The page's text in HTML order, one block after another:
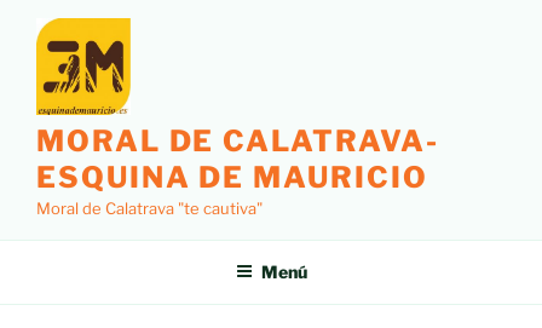
contenido
MORAL DE CALATRAVA-
ESQUINA DE MAURICIO
Moral de Calatrava "te cautiva"
Menú